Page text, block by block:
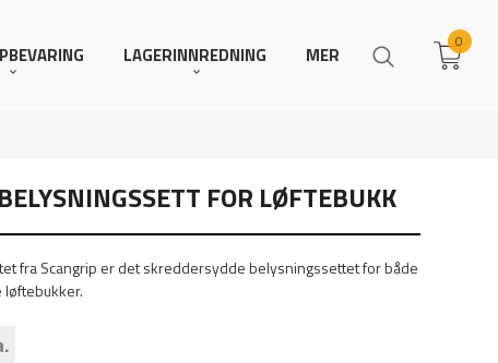
LAGERINNREDNING MER
0
FOR LØFTEBUKK
fra Scangrip er det skreddersydde belysningssettet for både